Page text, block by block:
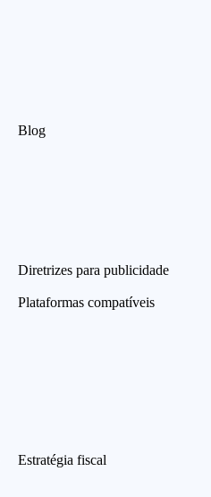
Blog
Diretrizes para publicidade
Plataformas compatíveis
Estratégia fiscal